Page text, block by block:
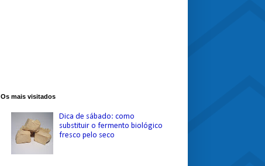
Os mais visitados
Dica de sábado: como
substituir o fermento biológico
fresco pelo seco